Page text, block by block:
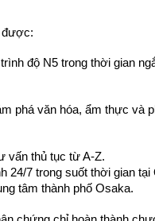
được:
độ N5 trong thời gian
phá văn hóa, ẩm thực và
vấn thủ tục từ A-Z.
24/7 trong suốt thời gian tại
tâm thành phố Osaka.